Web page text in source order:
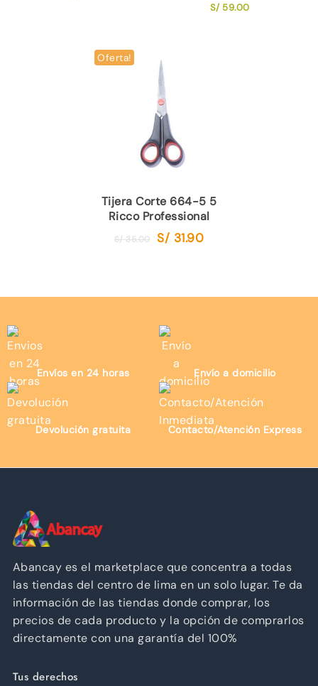
S/59.00
Oferta!
Tijera Corte 664-5 5
Ricco Professional
S/35.00
El
S/ 31.90El
Envíos en 24 horas Envío a domicilio
Devolución gratuita Contacto/Atención Express
Abancay es el marketplace que concentra a todas
las tiendas del centro de lima en un solo lugar. Te da
información de las tiendas donde comprar, los
precios de cada producto y la opción de comprarlos
directamente con una garantía del 100%
Tus derechos